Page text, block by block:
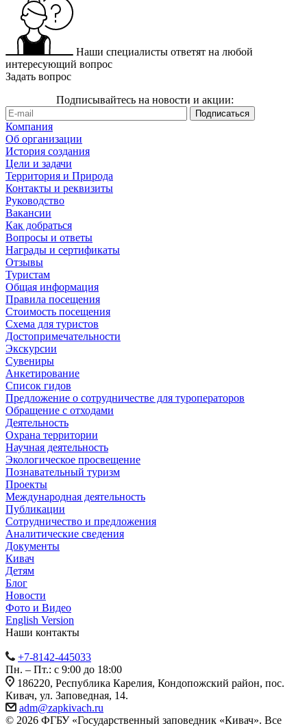
Наши специалисты ответят на любой
интересующий вопрос
Задать вопрос
Подписывайтесь на новости и акции:
Компания
Об организации
История создания
Цели и задачи
Территория и Природа
Контакты и реквизиты
Руководство
Вакансии
Как добраться
Вопросы и ответы
Награды и сертификаты
Отзывы
Туристам
Общая информация
Правила посещения
Стоимость посещения
Схема для туристов
Достопримечательности
Экскурсии
Сувениры
Анкетирование
Список гидов
Предложение о сотрудничестве для туроператоров
Обращение с отходами
Деятельность
Охрана территории
Научная деятельность
Экологическое просвещение
Познавательный туризм
Проекты
Международная деятельность
Публикации
Сотрудничество и предложения
Аналитические сведения
Документы
Кивач
Детям
Блог
Новости
Фото и Видео
English Version
Наши контакты
+7-8142-445033
Пн. – Пт.: с 9:00 до 18:00
186220, Республика Карелия, Кондопожский район, пос.
Кивач, ул. Заповедная, 14.
adm@zapkivach.ru
© 2026 ФГБУ «Государственный заповедник «Кивач». Все